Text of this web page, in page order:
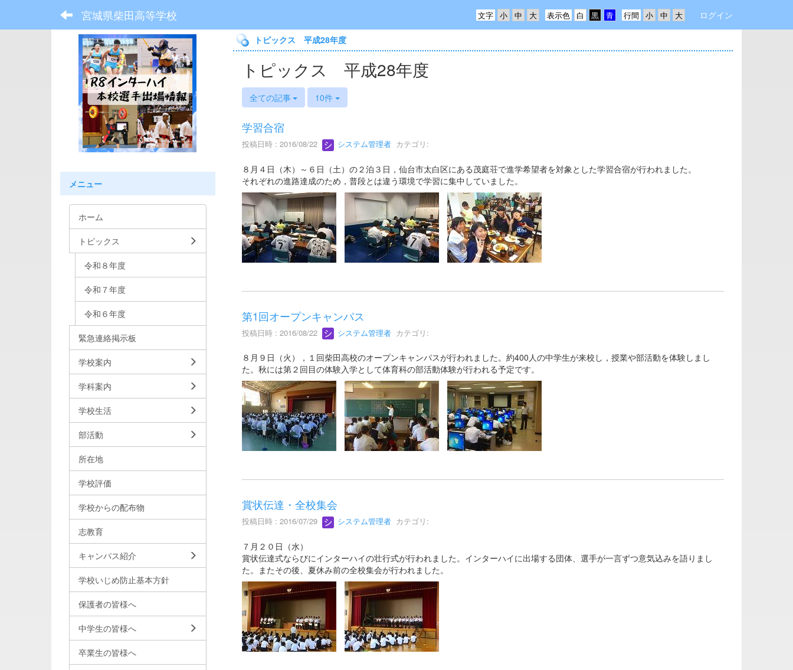
宮城県柴田高等学校 行間
表示色
文字 ログイン
トピックス 平成28年度
トピックス 平成28年度
全ての記事 10件
学習合宿
投稿日時 : 2016/08/22 システム管理者カテゴリ:
８月４日（木）～６日（土）の２泊３日，仙台市太白区にある茂庭荘で進学希望者を対象とした学習合宿が行われました。
それぞれの進路達成のため，普段とは違う環境で学習に集中していました。
第1回オープンキャンパス
投稿日時 : 2016/08/22 システム管理者カテゴリ:
８月９日（火），１回柴田高校のオープンキャンパスが行われました。約400人の中学生が来校し，授業や部活動を体験しまし
た。秋には第２回目の体験入学として体育科の部活動体験が行われる予定です。
賞状伝達・全校集会
投稿日時 : 2016/07/29 システム管理者カテゴリ:
７月２０日（水）
賞状伝達式ならびにインターハイの壮行式が行われました。インターハイに出場する団体、選手が一言ずつ意気込みを語りまし
た。またその後、夏休み前の全校集会が行われました。
メニュー
ホーム
トピックス
令和８年度
令和７年度
令和６年度
緊急連絡掲示板
学校案内
学科案内
学校生活
部活動
所在地
学校評価
学校からの配布物
志教育
キャンパス紹介
学校いじめ防止基本方針
保護者の皆様へ
中学生の皆様へ
卒業生の皆様へ